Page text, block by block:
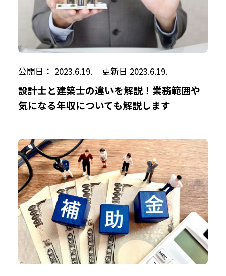
公開日： 2023.6.19. 更新日 2023.6.19.
設計士と建築士の違いを解説！業務範囲や
気になる年収についても解説します